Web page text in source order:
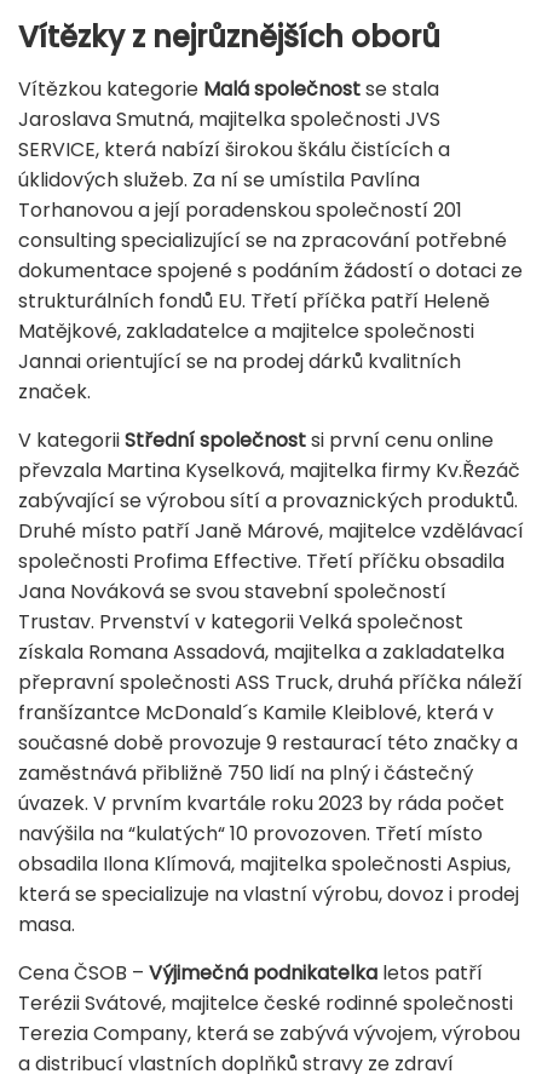
Vítězky z nejrůznějších oborů
Vítězkou kategorie Malá společnostse stala
Jaroslava Smutná, majitelka společnosti JVS
SERVICE, která nabízí širokou škálu čistících a
úklidových služeb. Za ní se umístila Pavlína
Torhanovou a její poradenskou společností 201
consulting specializující se na zpracování potřebné
dokumentace spojené s podáním žádostí o dotaci ze
strukturálních fondů EU. Třetí příčka patří Heleně
Matějkové, zakladatelce a majitelce společnosti
Jannai orientující se na prodej dárků kvalitních
značek.
V kategoriiStřední společnostsi první cenu online
převzala Martina Kyselková, majitelka firmy Kv.Řezáč
zabývající se výrobou sítí a provaznických produktů.
Druhé místo patří Janě Márové, majitelce vzdělávací
společnosti Profima Effective. Třetí příčku obsadila
Jana Nováková se svou stavební společností
Trustav. Prvenství v kategorii Velká společnost
získala Romana Assadová, majitelka a zakladatelka
přepravní společnosti ASS Truck, druhá příčka náleží
franšízantce McDonald´s Kamile Kleiblové, která v
současné době provozuje 9 restaurací této značky a
zaměstnává přibližně 750 lidí na plný i částečný
úvazek. V prvním kvartále roku 2023 by ráda počet
navýšila na “kulatých“ 10 provozoven. Třetí místo
obsadila Ilona Klímová, majitelka společnosti Aspius,
která se specializuje na vlastní výrobu, dovoz i prodej
masa.
Cena ČSOB – Výjimečná podnikatelka letos patří
Terézii Svátové, majitelce české rodinné společnosti
Terezia Company, která se zabývá vývojem, výrobou
a distribucí vlastních doplňků stravy ze zdraví